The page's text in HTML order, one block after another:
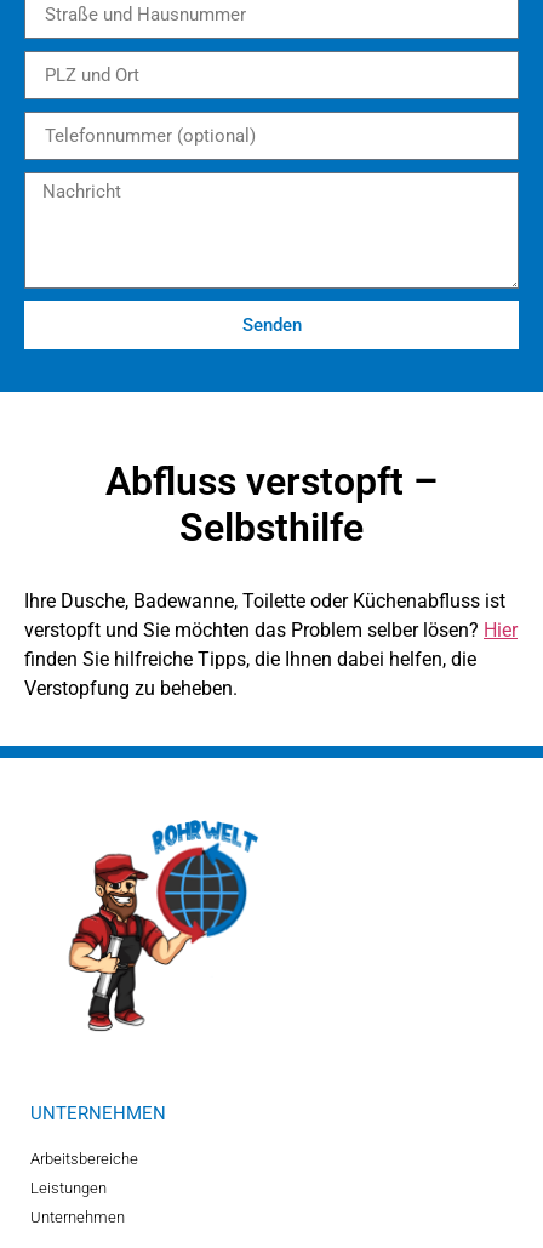
Senden
Abfluss verstopft –
Selbsthilfe
Ihre Dusche, Badewanne, Toilette oder Küchenabfluss ist
verstopft und Sie möchten das Problem selber lösen? Hier
finden Sie hilfreiche Tipps, die Ihnen dabei helfen, die
Verstopfung zu beheben.
UNTERNEHMEN
Arbeitsbereiche
Leistungen
Unternehmen